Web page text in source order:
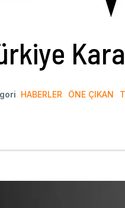
HABERLER ÖNE ÇIKAN